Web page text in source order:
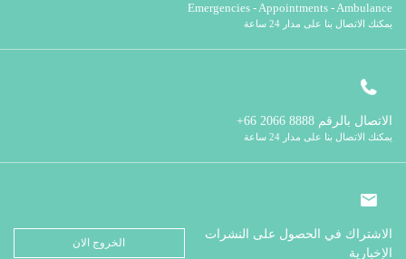
Emergencies - Appointments - Ambulance
يمكنك الاتصال بنا على مدار 24 ساعة
الاتصال بالرقم
يمكنك الاتصال بنا على مدار 24 ساعة
الاشتراك في الحصول على النشرات
الإخبارية
الخروج الان